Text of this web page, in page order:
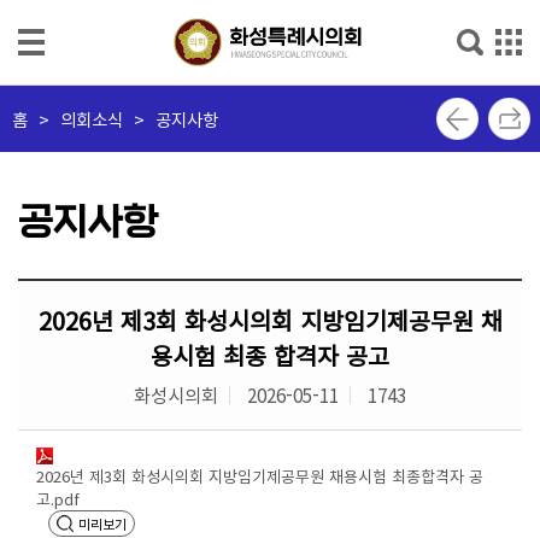
본문으로 바로가기
메인메뉴 바로가기
의
회
개
회
소
원
소
개
홈 > 의회소식 > 공지사항
공지사항
2026년 제3회 화성시의회 지방임기제공무원 채
용시험 최종 합격자 공고
화성시의회 2026-05-11 1743
2026년 제3회 화성시의회 지방임기제공무원 채용시험 최종합격자 공
고.pdf
미리보기